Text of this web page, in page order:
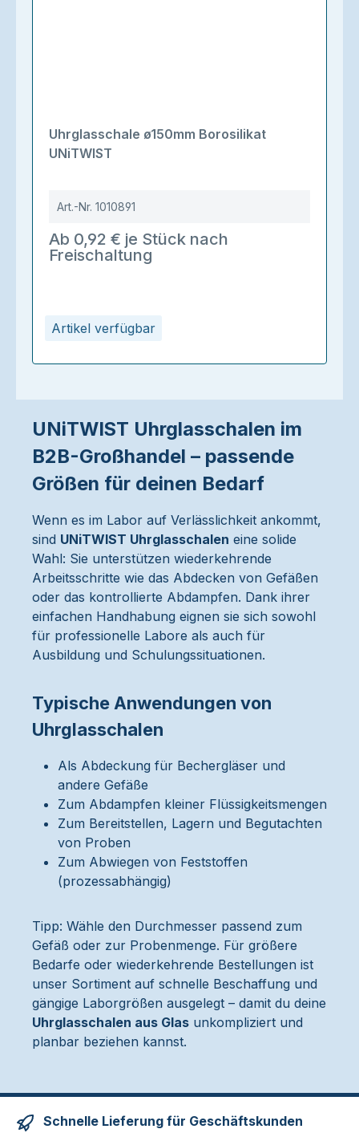
Artikel verfügbar
Uhrglasschale ø150mm Borosilikat
UNiTWIST
Art.-Nr. 1010891
Ab 0,92 € je Stück nach
Freischaltung
UNiTWIST Uhrglasschalen im
B2B-Großhandel – passende
Größen für deinen Bedarf
Wenn es im Labor auf Verlässlichkeit ankommt,
sind UNiTWIST Uhrglasschalen eine solide
Wahl: Sie unterstützen wiederkehrende
Arbeitsschritte wie das Abdecken von Gefäßen
oder das kontrollierte Abdampfen. Dank ihrer
einfachen Handhabung eignen sie sich sowohl
für professionelle Labore als auch für
Ausbildung und Schulungssituationen.
Typische Anwendungen von
Uhrglasschalen
Als Abdeckung für Bechergläser und
andere Gefäße
Zum Abdampfen kleiner Flüssigkeitsmengen
Zum Bereitstellen, Lagern und Begutachten
von Proben
Zum Abwiegen von Feststoffen
(prozessabhängig)
Tipp: Wähle den Durchmesser passend zum
Gefäß oder zur Probenmenge. Für größere
Bedarfe oder wiederkehrende Bestellungen ist
unser Sortiment auf schnelle Beschaffung und
gängige Laborgrößen ausgelegt – damit du deine
Uhrglasschalen aus Glas unkompliziert und
planbar beziehen kannst.
Schnelle Lieferung für Geschäftskunden